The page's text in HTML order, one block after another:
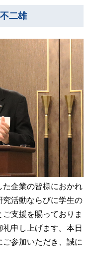
二雄
企業の皆様におかれ
究活動ならびに学生の
支援を賜っておりま
申し上げます。本日
参加いただき、誠に